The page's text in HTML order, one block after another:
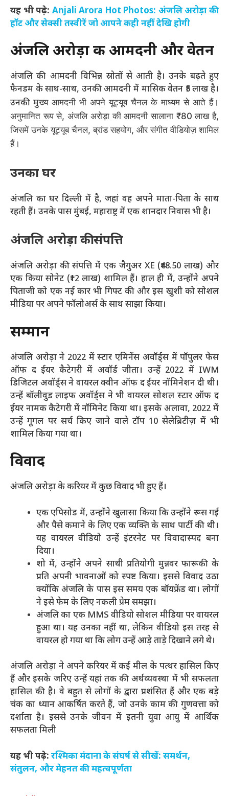
यह भी पढ़े: Anjali Arora Hot Photos: अंजलि अरोड़ा की
हॉट और सेक्सी तस्वीरें जो आपने कही नहीं देखि होगी
अंजलिअरोड़ा की आमदनी और वेतन
अंजलि की आमदनी विभिन्न स्रोतों से आती है। उनके बढ़ते हुए
फैनडम के साथ-साथ, उनकी आमदनी में मासिक वेतन ₹5 लाख है।
उनकी मुख्य आमदनी भी अपने यूट्यूब चैनल के माध्यम से आते हैं।
अनुमानित रूप से,अंजलिअरोड़ा की आमदनी सालाना ₹80 लाख है,
जिसमें उनके यूट्यूब चैनल, ब्रांड सहयोग, और संगीत वीडियोज़ शामिल
हैं।
उनका घर
अंजलि का घर दिल्ली में है, जहां वह अपने माता-पिता के साथ
रहती हैं। उनके पास मुंबई, महाराष्ट्र में एक शानदार निवास भी है।
अंजलि अरोड़ा की संपत्ति
अंजलि अरोड़ा की संपत्ति में एक जैगुअर XE (₹48.50 लाख) और
एक किया सोनेट (₹12 लाख) शामिल हैं। हाल ही में, उन्होंने अपने
पिताजी को एक नई कार भी गिफ्ट की और इस खुशी को सोशल
मीडिया पर अपने फॉलोअर्स के साथ साझा किया।
सम्मान
अंजलि अरोड़ा ने 2022 में स्टार एमिनेंस अवॉर्ड्स में पॉपुलर फेस
ऑफ द ईयर कैटेगरी में अवॉर्ड जीता। उन्हें 2022 में IWM
डिजिटल अवॉर्ड्स ने वायरल क्वीन ऑफ द ईयर नॉमिनेशन दी थी।
उन्हें बॉलीवुड लाइफ अवॉर्ड्स ने भी वायरल सोशल स्टार ऑफ द
ईयर नामक कैटेगरी में नॉमिनेट किया था। इसके अलावा, 2022 में
उन्हें गूगल पर सर्च किए जाने वाले टॉप 10 सेलेब्रिटीज़ में भी
शामिल किया गया था।
विवाद
अंजलि अरोड़ा के करियर में कुछ विवाद भी हुए हैं।
एक एपिसोड में, उन्होंने खुलासा किया कि उन्होंने रूस गई
और पैसे कमाने के लिए एक व्यक्ति के साथ पार्टी की थी।
यह वायरल वीडियो उन्हें इंटरनेट पर विवादास्पद बना
दिया।
शो में, उन्होंने अपने साथी प्रतियोगी मुन्नवर फारूकी के
प्रति अपनी भावनाओं को स्पष्ट किया। इससे विवाद उठा
क्योंकिअंजलि के पास इस समय एक बॉयफ्रेंड था। लोगों
ने इसे फेम के लिए नकली प्रेम समझा।
अंजलिका एक MMS वीडियो सोशल मीडिया पर वायरल
हुआ था। यह उनका नहीं था, लेकिन वीडियो इस तरह से
वायरल हो गया था कि लोग उन्हें आड़े ताड़े दिखाने लगे थे।
अंजलि अरोड़ा ने अपने करियर में कई मील के पत्थर हासिल किए
हैं और इसके जरिए उन्हें यहां तक की अर्थव्यवस्था में भी सफलता
हासिल की है। वे बहुत से लोगों के द्वारा प्रशंसित हैं और एक बड़े
चंक का ध्यान आकर्षित करते हैं, जो उनके काम की गुणवत्ता को
दर्शाता है। इससे उनके जीवन में इतनी युवा आयु में आर्थिक
सफलता मिली
यह भी पढ़े: रश्मिका मंदाना के संघर्ष से सीखें: समर्थन,
संतुलन, और मेहनत की महत्वपूर्णता